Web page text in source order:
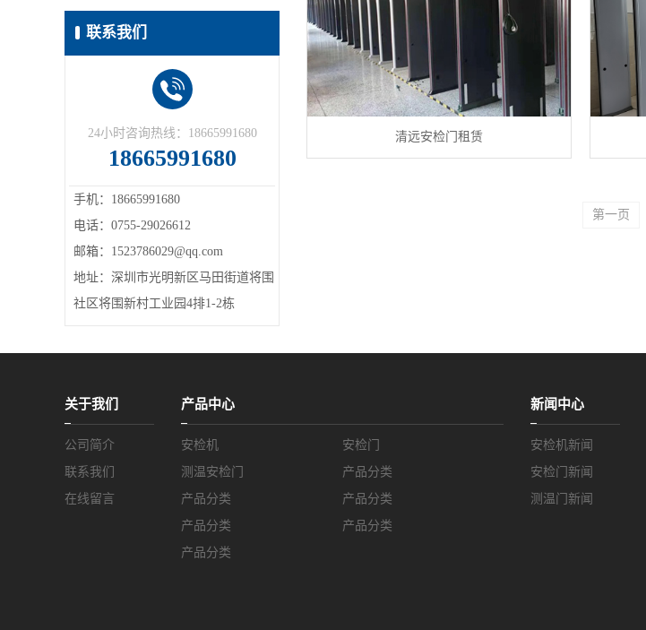
联系我们
24小时咨询热线：18665991680
18665991680
手机：18665991680
电话：0755-29026612
邮箱：1523786029@qq.com
地址：深圳市光明新区马田街道将围
社区将围新村工业园4排1-2栋
清远安检门租赁
第一页
关于我们
公司简介
联系我们
在线留言
产品中心
安检机
安检门
测温安检门
产品分类
产品分类
产品分类
产品分类
产品分类
产品分类
新闻中心
安检机新闻
安检门新闻
测温门新闻